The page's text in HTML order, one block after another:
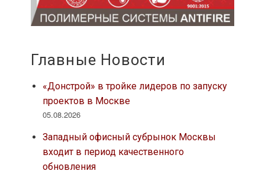
Главные Новости
«Донстрой» в тройке лидеров по запуску
проектов в Москве
05.08.2026
Западный офисный субрынок Москвы
входит в период качественного
обновления